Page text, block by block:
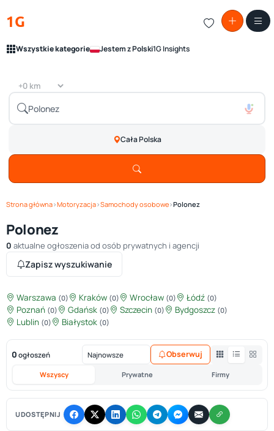
1G
Wszystkie kategorie Jestem z Polski1G Insights
Cała Polska
Strona główna›Motoryzacja›Samochody osobowe›Polonez
Polonez
0 aktualne ogłoszenia od osób prywatnych i agencji
Zapisz wyszukiwanie
Warszawa (0) Kraków (0) Wrocław (0) Łódź (0)
Poznań (0) Gdańsk (0) Szczecin (0) Bydgoszcz (0)
Lublin (0) Białystok (0)
0 ogłoszeń
Wszyscy Prywatne Firmy
Obserwuj
UDOSTĘPNIJ